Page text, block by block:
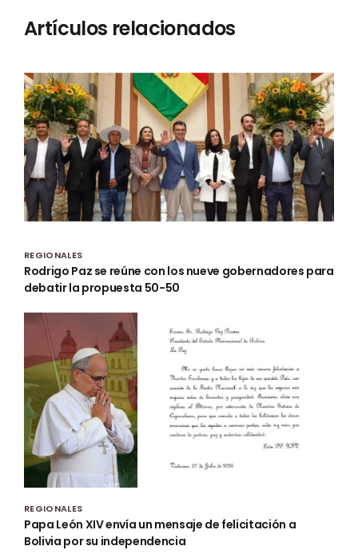
Artículos relacionados
REGIONALES
Rodrigo Paz se reúne con los nueve gobernadores para
debatir la propuesta 50-50
REGIONALES
Papa León XIV envía un mensaje de felicitación a
Bolivia por su independencia